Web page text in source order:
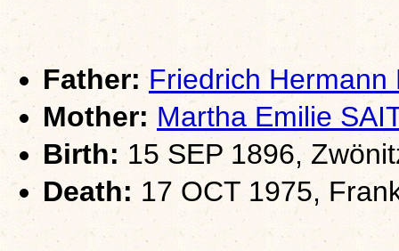
Father: Friedrich Hermann
Mother: Martha Emilie
Birth: 15 SEP 1896,
Death: 17 OCT 1975,